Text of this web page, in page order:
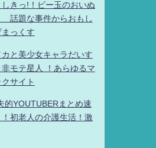
しきっ!！ビー玉のおいぬ
話題な事件からおもし
っくす
と美少女キャラだいす
モテ星人 ！あらゆるマ
サイト
的YOUTUBERまとめ速
初老人の介護生活！激